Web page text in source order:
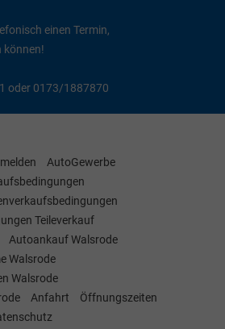
einen Termin,
können!
oder 0173/1887870
AutoGewerbe
Teileverkauf
Autoankauf Walsrode
Walsrode
Walsrode
Anfahrt
Öffnungszeiten